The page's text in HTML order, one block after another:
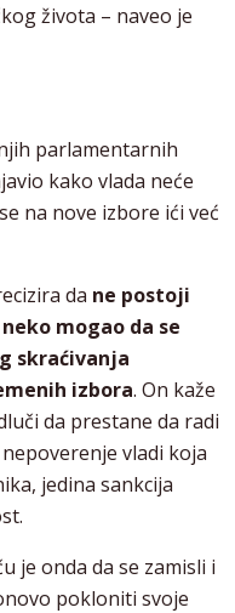
života – naveo je
parlamentarnih
kako vlada neće
na nove izbore ići već
da ne postoji
mogao da se
skraćivanja
izbora. On kaže
da prestane da radi
vladi koja
jedina sankcija
je onda da se zamisli i
pokloniti svoje